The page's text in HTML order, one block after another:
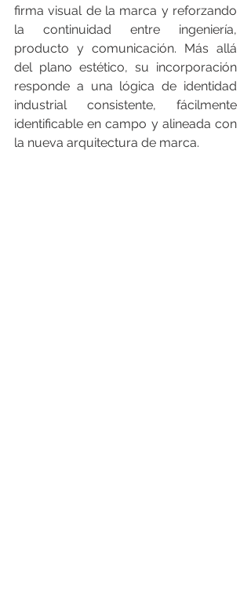
firma visual de la marca y reforzando
la continuidad entre ingeniería,
producto y comunicación. Más allá
del plano estético, su incorporación
responde a una lógica de identidad
industrial consistente, fácilmente
identificable en campo y alineada con
la nueva arquitectura de marca.